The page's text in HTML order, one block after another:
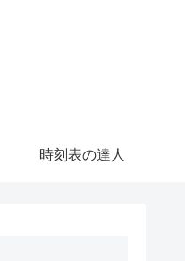
時刻表の達人